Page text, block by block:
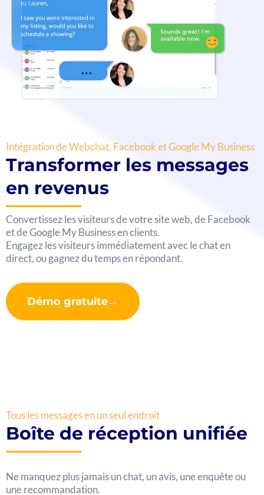
Intégration de Webchat, Facebook et Google My Business
Transformer les messages
en revenus
Convertissez les visiteurs de votre site web, de Facebook
et de Google My Business en clients.
Engagez les visiteurs immédiatement avec le chat en
direct, ou gagnez du temps en répondant.
Démo gratuite→
Tous les messages en un seul endroit
Boîte de réception unifiée
Ne manquez plus jamais un chat, un avis, une enquête ou
une recommandation.